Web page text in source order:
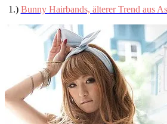
1.) Bunny Hairbands, älterer Trend aus